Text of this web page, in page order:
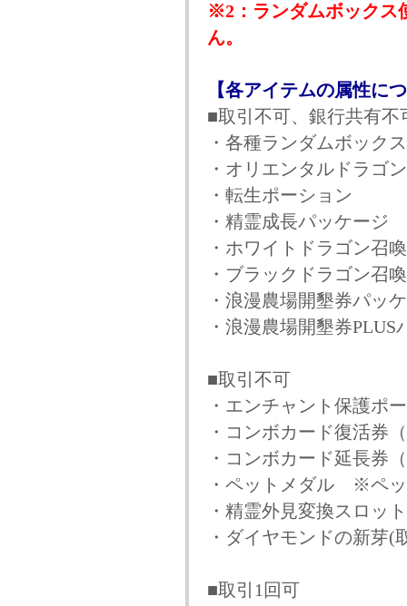
※2：ランダムボックス
ん。
【各アイテムの属性に
■取引不可、銀行共有不
・各種ランダムボックス
・オリエンタルドラゴ
・転生ポーション
・精霊成長パッケージ
・ホワイトドラゴン召
・ブラックドラゴン召
・浪漫農場開墾券パッ
・浪漫農場開墾券PLUS
■取引不可
・エンチャント保護ポ
・コンボカード復活券
・コンボカード延長券
・ペットメダル ※ペッ
・精霊外見変換スロッ
・ダイヤモンドの新芽(
■取引1回可